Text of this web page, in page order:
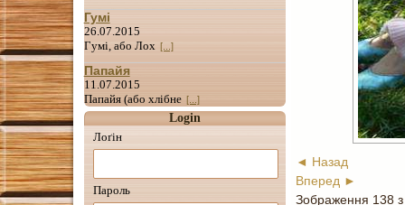
Гумі
26.07.2015
Гумі, або Лох [...]
Папайя
11.07.2015
Папайя (або хлібне [...]
Login
Лоґін
Пароль
◄ Назад
Вперед ►
Зображення 138